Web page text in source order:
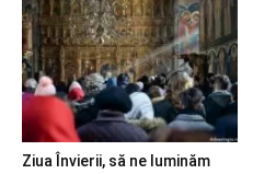
Ziua Învierii, să ne luminăm